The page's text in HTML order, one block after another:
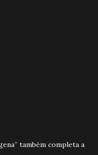
também completa a